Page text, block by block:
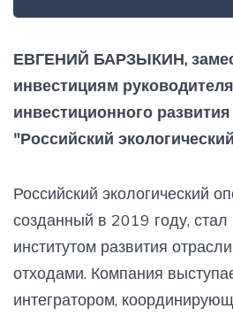
ЕВГЕНИЙ БАРЗЫКИН,
инвестициям
инвестиционного
"Российский
Российский экологический
созданный в 2019 году,
институтом развития
отходами. Компания
интегратором,